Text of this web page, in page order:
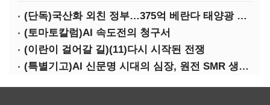
(단독)국산화 외친 정부…375억 베란다 태양광 사업엔 중국산만 남았다
(토마토칼럼)AI 속도전의 청구서
(이란이 걸어갈 길)(11)다시 시작된 전쟁
(특별기고)AI 신문명 시대의 심장, 원전 SMR 생태계 복원의 마지막 골든타임을 붙잡아라